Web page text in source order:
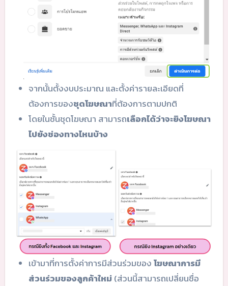
จากนั้นตั้งงบประมาณ และตั้งค่ารายละเอียดที่
ต้องการของชุดโฆษณาที่ต้องการตามปกติ
โดยในชั้นชุดโฆษณา สามารถเลือกได้ว่าจะยิงโฆษณา
ไปยังช่องทางไหนบ้าง
เข้ามาที่การตั้งค่าการมีส่วนร่วมของโฆษณาการมี
ส่วนร่วมของลูกค้าใหม่(ส่วนนี้สามารถเปลี่ยนชื่อ